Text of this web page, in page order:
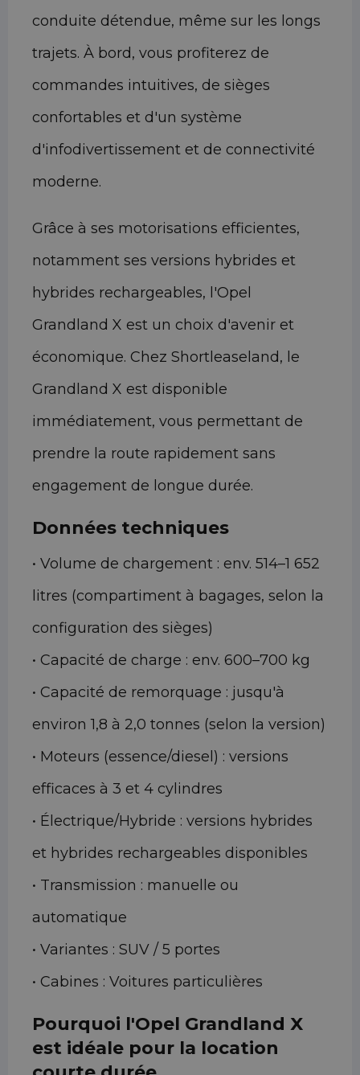
conduite détendue, même sur les longs
trajets. À bord, vous profiterez de
commandes intuitives, de sièges
confortables et d'un système
d'infodivertissement et de connectivité
moderne.
Grâce à ses motorisations efficientes,
notamment ses versions hybrides et
hybrides rechargeables, l'Opel
Grandland X est un choix d'avenir et
économique. Chez Shortleaseland, le
Grandland X est disponible
immédiatement, vous permettant de
prendre la route rapidement sans
engagement de longue durée.
Données techniques
• Volume de chargement : env. 514–1 652
litres (compartiment à bagages, selon la
configuration des sièges)
• Capacité de charge : env. 600–700 kg
• Capacité de remorquage : jusqu'à
environ 1,8 à 2,0 tonnes (selon la version)
• Moteurs (essence/diesel) : versions
efficaces à 3 et 4 cylindres
• Électrique/Hybride : versions hybrides
et hybrides rechargeables disponibles
• Transmission : manuelle ou
automatique
• Variantes : SUV / 5 portes
• Cabines : Voitures particulières
Pourquoi l'Opel Grandland X
est idéale pour la location